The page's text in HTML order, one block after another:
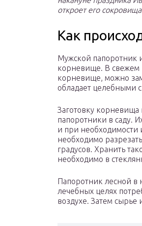
откроет его
Как
Мужской папоротник
корневище. В свежем
корневище, можно
обладает целебными
Заготовку
папоротники в саду.
и при необходимости
необходимо
градусов. Хранить
необходимо в
Папоротник лесной в
лечебных целях
воздухе. Затем сырье